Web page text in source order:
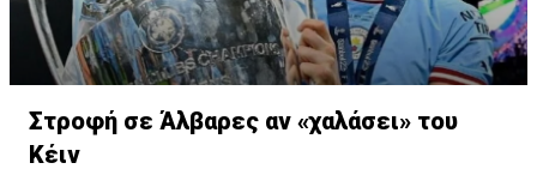
Στροφή σε Άλβαρες αν «χαλάσει» του
Κέιν